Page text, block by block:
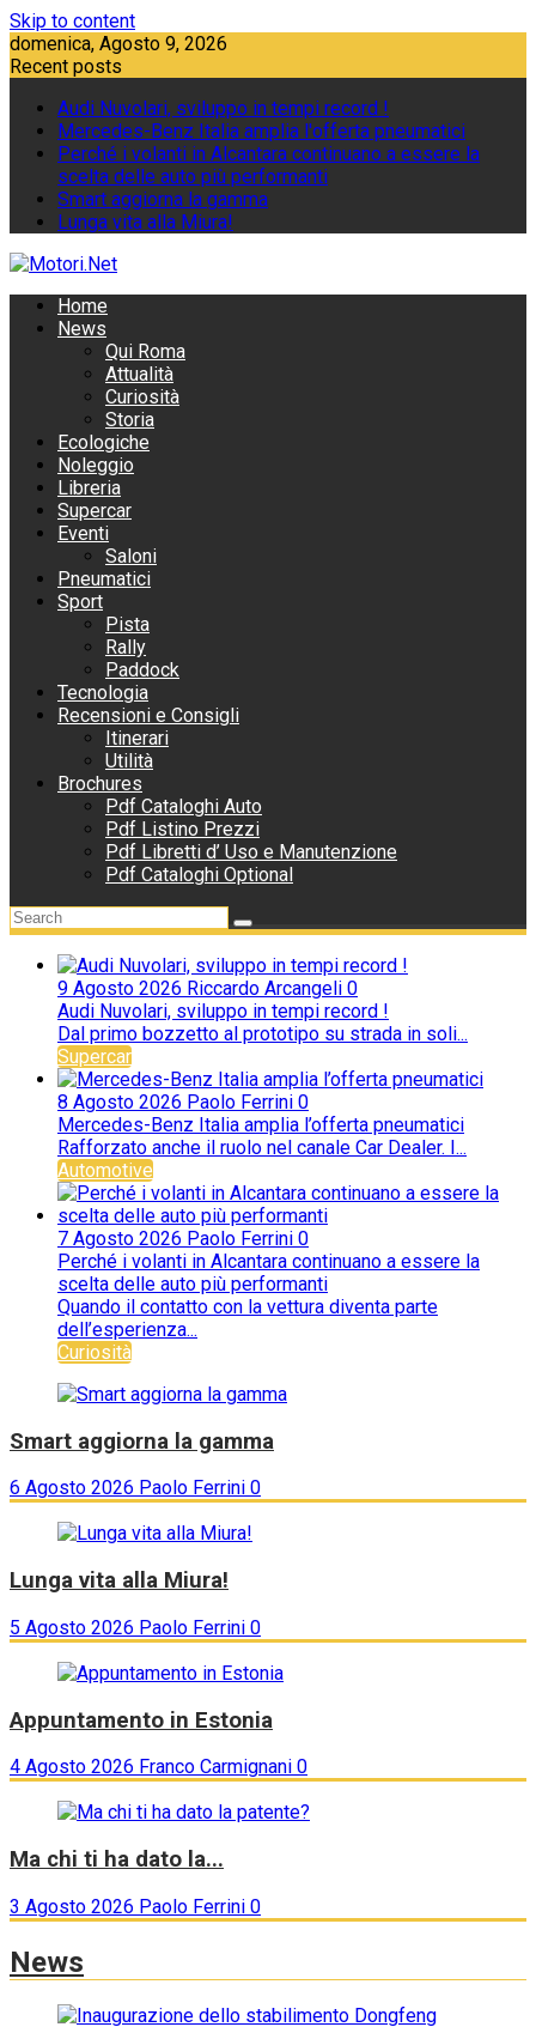
Skip to content
domenica, Agosto 9, 2026
Recent posts
Audi Nuvolari, sviluppo in tempi record !
Mercedes-Benz Italia amplia l'offerta pneumatici
Perché i volanti in Alcantara continuano a essere la
scelta delle auto più performanti
Smart aggiorna la gamma
Lunga vita alla Miura!
Home
News
Qui Roma
Attualità
Curiosità
Storia
Ecologiche
Noleggio
Libreria
Supercar
Eventi
Saloni
Pneumatici
Sport
Pista
Rally
Paddock
Tecnologia
Recensioni e Consigli
Itinerari
Utilità
Brochures
Pdf Cataloghi Auto
Pdf Listino Prezzi
Pdf Libretti d’ Uso e Manutenzione
Pdf Cataloghi Optional
9 Agosto 2026 Riccardo Arcangeli 0
Audi Nuvolari, sviluppo in tempi record !
Dal primo bozzetto al prototipo su strada in soli...
Supercar
8 Agosto 2026 Paolo Ferrini 0
Mercedes-Benz Italia amplia l’offerta pneumatici
Rafforzato anche il ruolo nel canale Car Dealer. I...
Automotive
7 Agosto 2026 Paolo Ferrini 0
Perché i volanti in Alcantara continuano a essere la
scelta delle auto più performanti
Quando il contatto con la vettura diventa parte
dell’esperienza...
Curiosità
Smart aggiorna la gamma
6 Agosto 2026 Paolo Ferrini 0
Lunga vita alla Miura!
5 Agosto 2026 Paolo Ferrini 0
Appuntamento in Estonia
4 Agosto 2026 Franco Carmignani 0
Ma chi ti ha dato la...
3 Agosto 2026 Paolo Ferrini 0
News